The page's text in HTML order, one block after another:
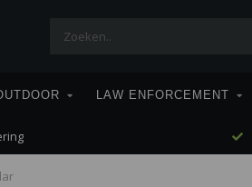
LAW ENFORCEMENT